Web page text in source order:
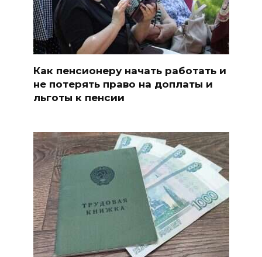
Как пенсионеру начать работать и
не потерять право на доплаты и
льготы к пенсии